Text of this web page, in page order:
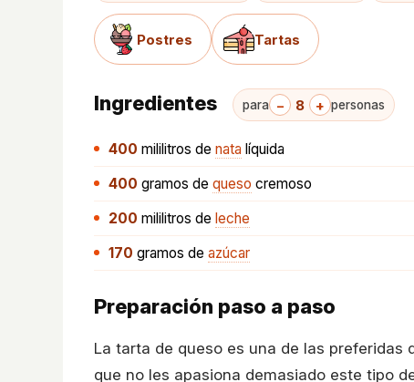
Postres Tartas
Ingredientes para − 8 + personas
400 mililitros de nata líquida
400 gramos de queso cremoso
200 mililitros de leche
170 gramos de azúcar
Preparación paso a paso
La tarta de queso es una de las preferidas
que no les apasiona demasiado este tipo